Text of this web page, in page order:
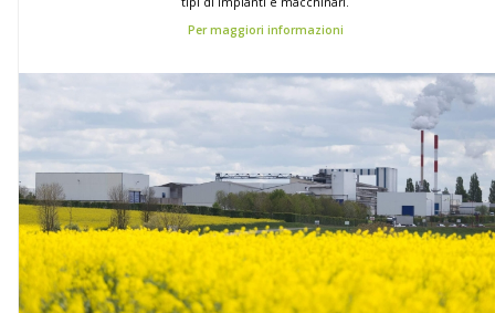
Per maggiori informazioni